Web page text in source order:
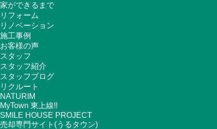
家ができるまで
リフォーム
リノベーション
施工事例
お客様の声
スタッフ
スタッフ紹介
スタッフブログ
リクルート
NATURIM
MyTown 東上線!!
SMILE HOUSE PROJECT
売却専門サイト(うるタウン)